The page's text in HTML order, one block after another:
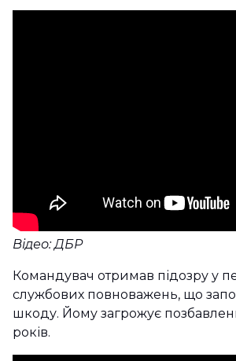
Відео: ДБР
Командувач отримав підозру у
службових повноважень, що
шкоду. Йому загрожує
років.